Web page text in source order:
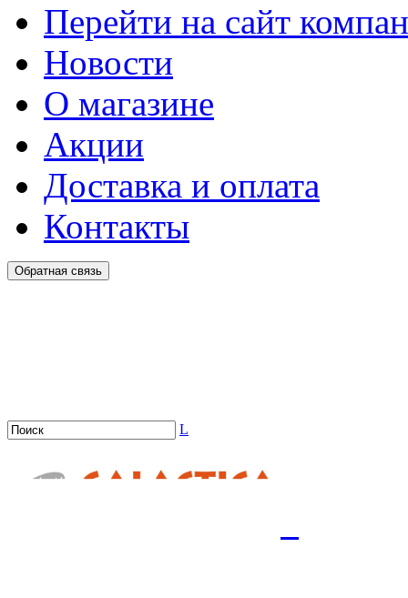
Перейти на сайт
Новости
О магазине
Акции
Доставка и оплата
Контакты
Обратная связь
L